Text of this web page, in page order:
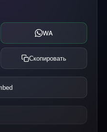
WA
Скопировать